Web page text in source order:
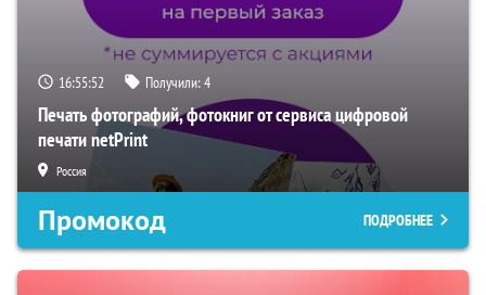
16:55:51 Получили:4
Печать фотографий, фотокниг от сервиса цифровой
печати netPrint
Россия
Промокод ПОДРОБНЕЕ